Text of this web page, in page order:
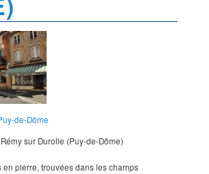
de-Dôme
sur Durolle (Puy-de-Dôme)
en pierre, trouvées dans les champs